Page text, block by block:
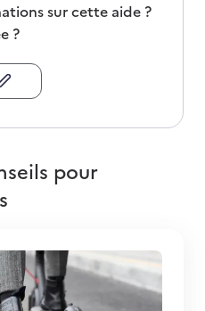
sur cette aide ?
?
pour